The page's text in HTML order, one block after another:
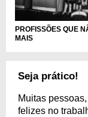
PROFISSÕES QUE
MAIS
Seja prático!
Muitas
felizes no